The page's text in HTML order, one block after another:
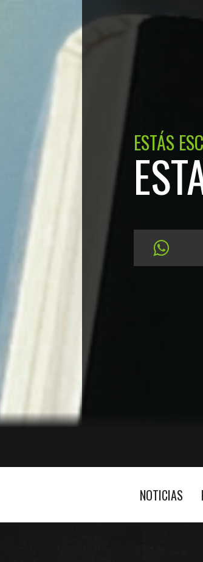
ESTÁS
NOTICIAS